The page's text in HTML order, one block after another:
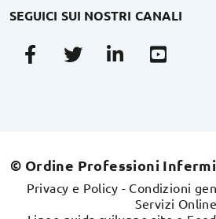
SEGUICI SUI NOSTRI CANALI
FacebookTwitterLinkedin
© Ordine Professioni
Privacy e Policy - Condizioni
Servizi Online